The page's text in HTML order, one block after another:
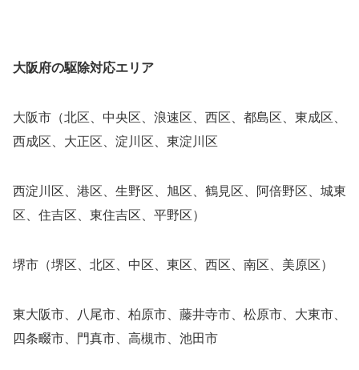
大阪府の駆除対応エリア
大阪市（北区、中央区、浪速区、西区、都島区、東成区、
西成区、大正区、淀川区、東淀川区
西淀川区、港区、生野区、旭区、鶴見区、阿倍野区、城東
区、住吉区、東住吉区、平野区）
堺市（堺区、北区、中区、東区、西区、南区、美原区）
東大阪市、八尾市、柏原市、藤井寺市、松原市、大東市、
四条畷市、門真市、高槻市、池田市